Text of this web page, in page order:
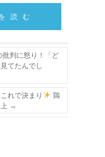
読む
判に怒り！「ど
てたんでし
れで決まり
鶏
→